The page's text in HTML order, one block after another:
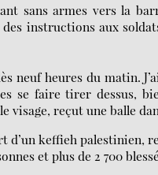
sans armes vers la
instructions aux
neuf heures du matin.
se faire tirer dessus,
visage, reçut une balle
d’un keffieh palestinien,
et plus de 2 700